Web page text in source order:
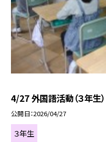
4/27 外国語活動（３年生）
公開日 2026/04/27
３年生